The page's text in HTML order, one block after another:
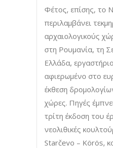
Φέτος, επίσης, το
περιλαμβάνει
αρχαιολογικούς
στη Ρουμανία, τη
Ελλάδα,
αφιερωμένο στο
έκθεση
χώρες. Πηγές
τρίτη έκδοση του
νεολιθικές
Starčevo – Körös,